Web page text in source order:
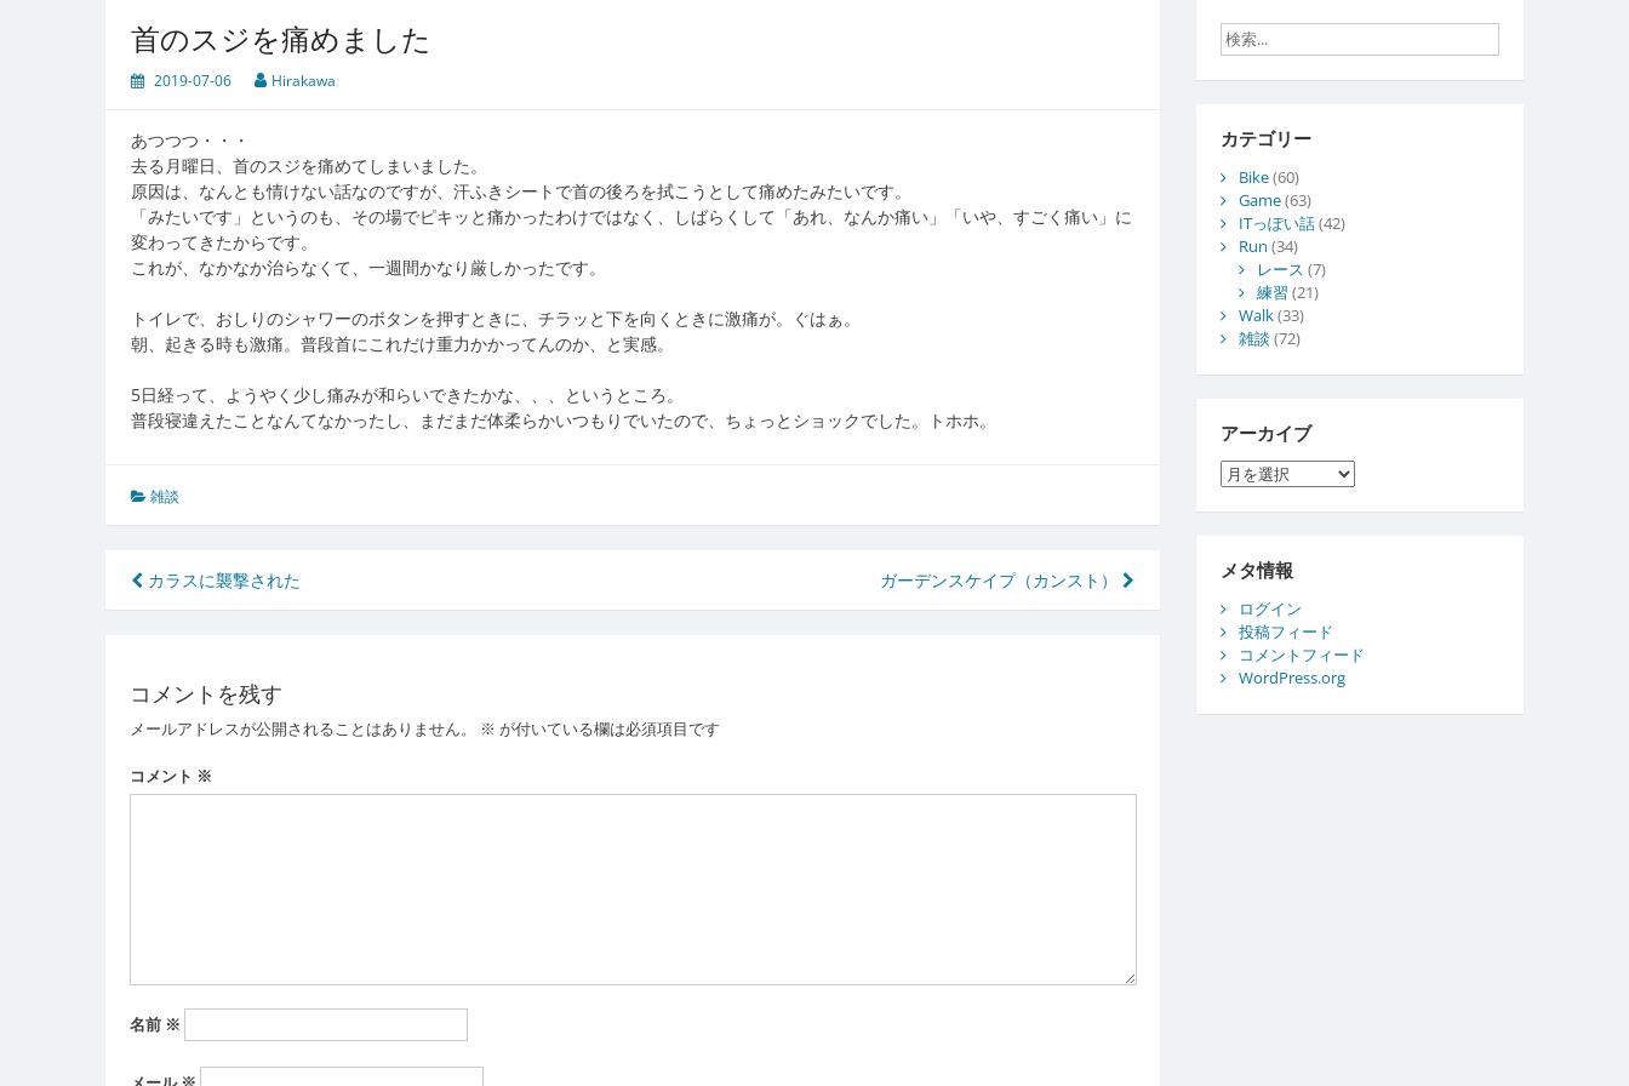
首のスジを痛めました
2019-07-06 Hirakawa
あつつつ・・・
去る月曜日、首のスジを痛めてしまいました。
原因は、なんとも情けない話なのですが、汗ふきシートで首の後ろを拭こうとして痛めたみたいです。
「みたいです」というのも、その場でピキッと痛かったわけではなく、しばらくして「あれ、なんか痛い」「いや、すごく痛い」に
変わってきたからです。
これが、なかなか治らなくて、一週間かなり厳しかったです。
トイレで、おしりのシャワーのボタンを押すときに、チラッと下を向くときに激痛が。ぐはぁ。
朝、起きる時も激痛。普段首にこれだけ重力かかってんのか、と実感。
5日経って、ようやく少し痛みが和らいできたかな、、、というところ。
普段寝違えたことなんてなかったし、まだまだ体柔らかいつもりでいたので、ちょっとショックでした。トホホ。
雑談
投
稿
ビ
ゲ
ー
カラスに襲撃された ガーデンスケイプ（カンスト）
コメントを残す
メールアドレスが公開されることはありません。 ※ が付いている欄は必須項目です
コメント ※
名前 ※
カテゴリー
Bike(60)
Game(63)
ITっぽい話(42)
Run (34)
レース (7)
練習 (21)
Walk(33)
雑談 (72)
アーカイブ
ア
ー
カ
ブ
メタ情報
ログイン
投稿フィード
コメントフィード
WordPress.org